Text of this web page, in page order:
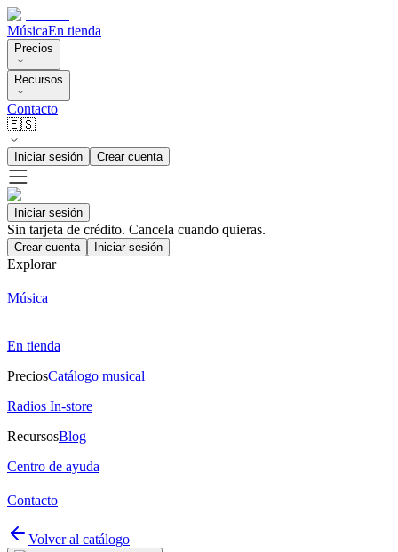
MúsicaEn tienda
Precios
Recursos
Contacto
🇪🇸
Iniciar sesión Crear cuenta
Iniciar sesión
Sin tarjeta de crédito. Cancela cuando quieras.
Crear cuenta Iniciar sesión
Explorar
Música
En tienda
PreciosCatálogo musical
Radios In-store
RecursosBlog
Centro de ayuda
Contacto
Volver al catálogo